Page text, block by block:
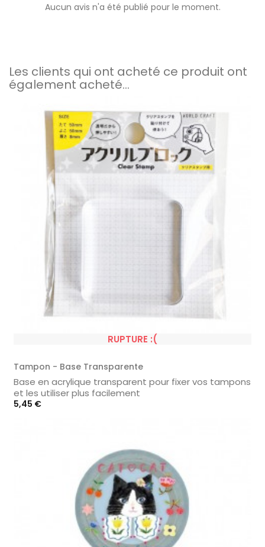
Aucun avis n'a été publié pour le moment.
Les clients qui ont acheté ce produit ont
également acheté...
RUPTURE :(
Tampon - Base Transparente
Base en acrylique transparent pour fixer vos tampons
et les utiliser plus facilement
Prix
5,45 €